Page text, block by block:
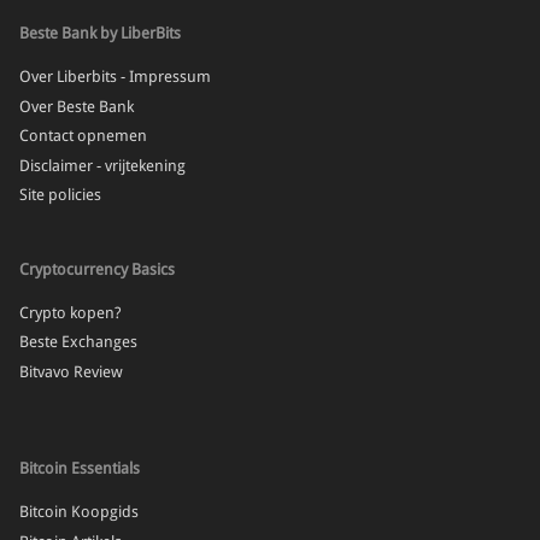
Beste Bank by LiberBits
Over Liberbits - Impressum
Over Beste Bank
Contact opnemen
Disclaimer - vrijtekening
Site policies
Cryptocurrency Basics
Crypto kopen?
Beste Exchanges
Bitvavo Review
Bitcoin Essentials
Bitcoin Koopgids